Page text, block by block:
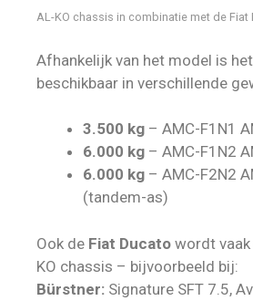
AL-KO chassis in combinatie met de Fiat
Afhankelijk van het model is
beschikbaar in verschillende
3.500 kg – AMC-F1N1
6.000 kg – AMC-F1N2
6.000 kg – AMC-F2N2
(tandem-as)
Ook de Fiat Ducato wordt
KO chassis – bijvoorbeeld bij:
Bürstner: Signature SFT 7.5,